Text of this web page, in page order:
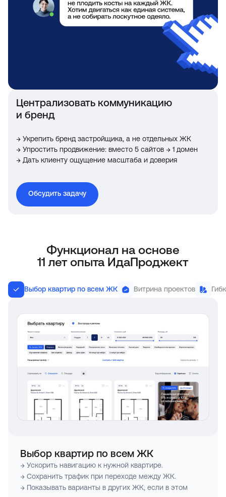
Централизовать коммуникацию
и бренд
→ Укрепить бренд застройщика, а не отдельных ЖК
→ Упростить продвижение: вместо 5 сайтов → 1 домен
→ Дать клиенту ощущение масштаба и доверия
Обсудить задачу
Функционал на основе
11 лет опыта ИдаПроджект
Выбор квартир по всем ЖК Витрина проектов
Выбор квартир по всем ЖК
→ Ускорить навигацию к нужной квартире.
→ Сохранить трафик при переходе между ЖК.
→ Показывать варианты в других ЖК, если в этом